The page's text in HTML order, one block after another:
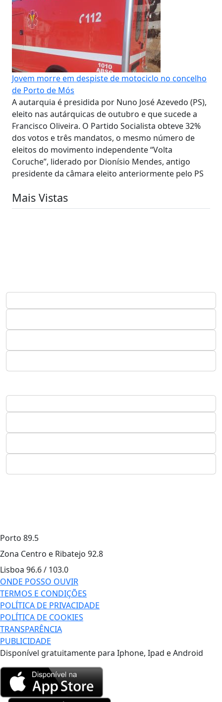
Jovem morre em despiste de motociclo no concelho
de Porto de Mós
A autarquia é presidida por Nuno José Azevedo (PS),
eleito nas autárquicas de outubro e que sucede a
Francisco Oliveira. O Partido Socialista obteve 32%
dos votos e três mandatos, o mesmo número de
eleitos do movimento independente “Volta
Coruche”, liderado por Dionísio Mendes, antigo
presidente da câmara eleito anteriormente pelo PS
Mais Vistas
Porto 89.5
Zona Centro e Ribatejo 92.8
Lisboa 96.6 / 103.0
ONDE POSSO OUVIR
TERMOS E CONDIÇÕES
POLÍTICA DE PRIVACIDADE
POLÍTICA DE COOKIES
TRANSPARÊNCIA
PUBLICIDADE
Disponível gratuitamente para Iphone, Ipad e Android